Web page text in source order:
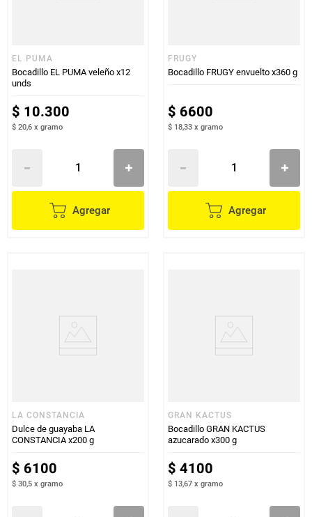
EL PUMA
Bocadillo EL PUMA veleño x12
unds
$ 10.300
$ 20,6 x gramo
Agregar
FRUGY
Bocadillo FRUGY envuelto x360 g
$ 6600
$ 18,33 x gramo
Agregar
LA CONSTANCIA
Dulce de guayaba LA
CONSTANCIA x200 g
$ 6100
$ 30,5 x gramo
GRAN KACTUS
Bocadillo GRAN KACTUS
azucarado x300 g
$ 4100
$ 13,67 x gramo